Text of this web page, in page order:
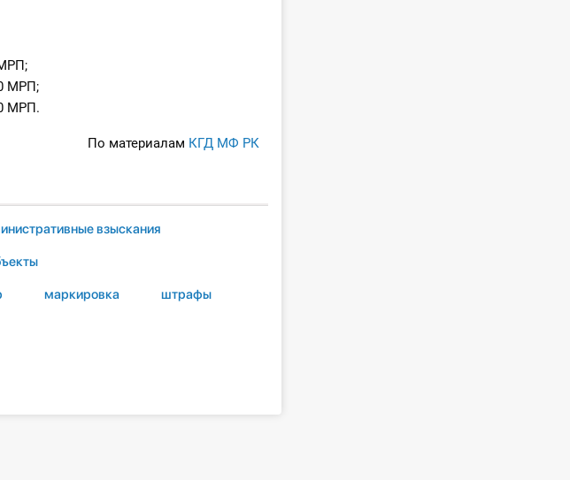
МРП;
МРП.
По материалам КГД МФ РК
взыскания
маркировка штрафы